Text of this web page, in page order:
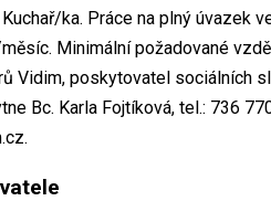
ka. Práce na plný úvazek
Minimální požadované
Vidim, poskytovatel sociálních
Bc. Karla Fojtíková, tel.: 736